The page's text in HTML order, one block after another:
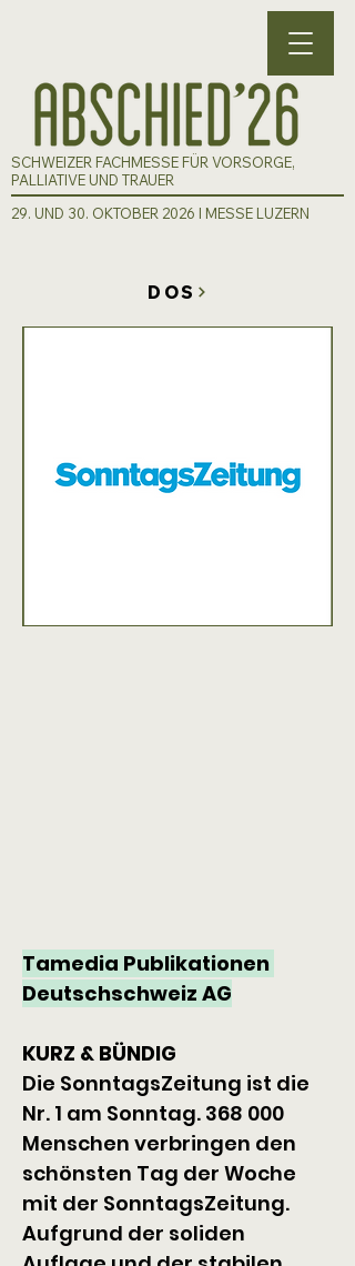
SCHWEIZER FACHMESSE FÜR VORSORGE,
PALLIATIVE UND TRAUER
29. UND 30. OKTOBER 2026 I MESSE LUZERN
DOS
Tamedia Publikationen
Deutschschweiz AG
KURZ & BÜNDIG
Die SonntagsZeitung ist die
Nr. 1 am Sonntag. 368 000
Menschen verbringen den
schönsten Tag der Woche
mit der SonntagsZeitung.
Aufgrund der soliden